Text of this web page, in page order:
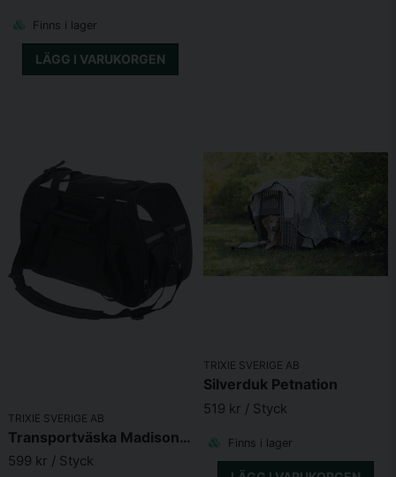
Finns i lager
LÄGG I VARUKORGEN
TRIXIE SVERIGE AB
Transportväska Madison, 25xh33x50cm, svart
599 kr / Styck
TRIXIE SVERIGE AB
Silverduk Petnation
519 kr / Styck
Finns i lager